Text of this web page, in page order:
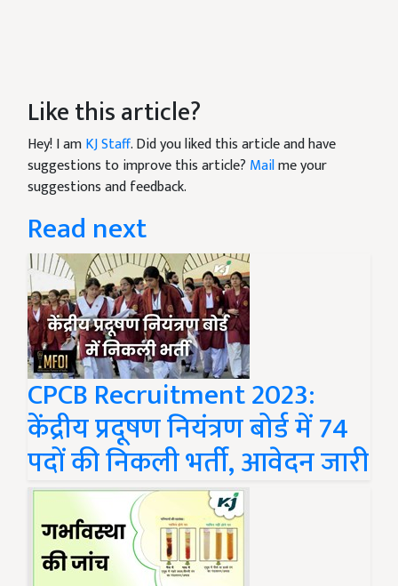
Like this article?
Hey! I amKJ Staff. Did you liked this article and have
suggestions to improve this article? Mailme your
suggestions and feedback.
Read next
CPCB Recruitment 2023:
केंद्रीय प्रदूषण नियंत्रण बोर्ड में 74
पदों की निकली भर्ती, आवेदन जारी